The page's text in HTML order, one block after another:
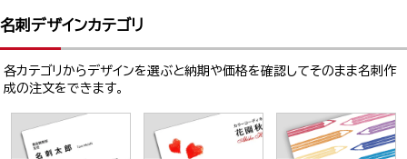
名刺デザインカテゴリ
各カテゴリからデザインを選ぶと納期や価格を確認してそのまま名刺作
成の注文をできます。